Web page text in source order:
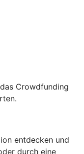
Crowdfunding
entdecken und
durch eine